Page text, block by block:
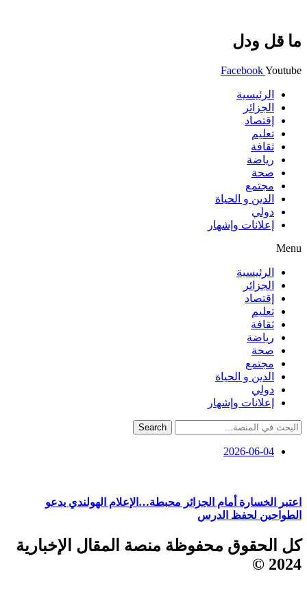
ما قل ودل
FacebookYoutube
الرئيسية
الجزائر
إقتصاد
تعليم
ثقافة
رياضة
صحة
مجتمع
الدين و الحياة
دولي
إعلانات وإشهار
Menu
الرئيسية
الجزائر
إقتصاد
تعليم
ثقافة
رياضة
صحة
مجتمع
الدين و الحياة
دولي
إعلانات وإشهار
Search
2026-06-04
اعتبر الخسارة أمام الجزائر محبطة…الإعلام الهولندي يدعو
الطواحين لحفظ الدرس
كل الحقوق محفوظة منصة المقال الإخبارية
2024 ©